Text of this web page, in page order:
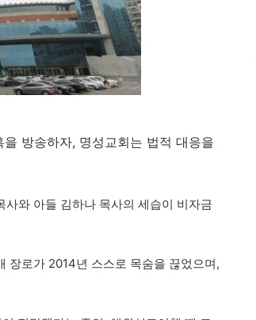
방송하자, 명성교회는 법적 대응을
사와 아들 김하나 목사의 세습이 비자금
장로가 2014년 스스로 목숨을 끊었으며,